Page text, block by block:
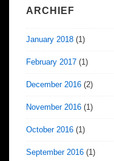
ARCHIEF
January 2018 (1)
February 2017 (1)
December 2016 (2)
November 2016 (1)
October 2016 (1)
September 2016 (1)